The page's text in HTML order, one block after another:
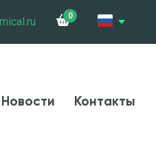
0
Новости Контакты